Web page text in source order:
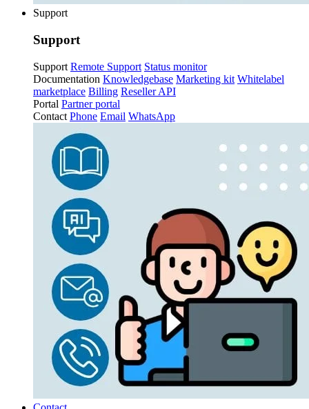
Support
Support
Support Remote Support Status monitor
Documentation Knowledgebase Marketing kit Whitelabel
marketplace Billing Reseller API
Portal Partner portal
Contact Phone Email WhatsApp